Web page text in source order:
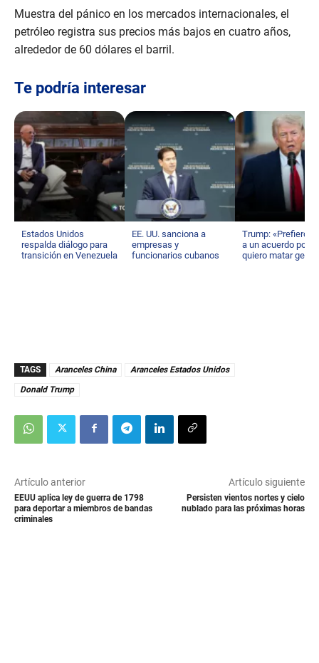
Muestra del pánico en los mercados internacionales, el
petróleo registra sus precios más bajos en cuatro años,
alrededor de 60 dólares el barril.
Te podría interesar
Estados Unidos
respalda diálogo para
transición en Venezuela
EE. UU. sanciona a
empresas y
funcionarios cubanos
Trump: «Prefiero
a un acuerdo
quiero matar
TAGS Aranceles China
Aranceles Estados Unidos
Donald Trump
Artículo anterior
EEUU aplica ley de guerra de 1798
para deportar a miembros de bandas
criminales
Artículo siguiente
Persisten vientos nortes y cielo
nublado para las próximas horas